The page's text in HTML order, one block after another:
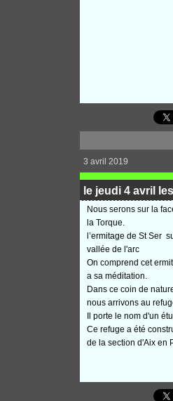
3 avril 2019
le jeudi 4 avril
Nous serons sur la
la Torque.
l’ermitage de St Ser
vallée de l'arc
On comprend cet
a sa méditation.
Dans ce coin de
nous arrivons au
Il porte le nom d'un
Ce refuge a été
de la section d'Aix en